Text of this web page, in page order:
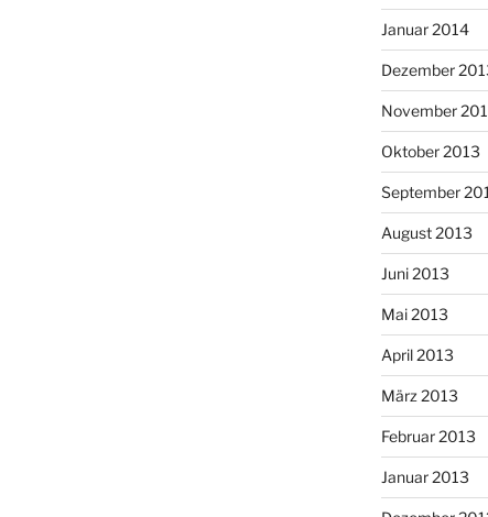
Januar 2014
Dezember
November
Oktober 2013
September
August 2013
Juni 2013
Mai 2013
April 2013
März 2013
Februar 2013
Januar 2013